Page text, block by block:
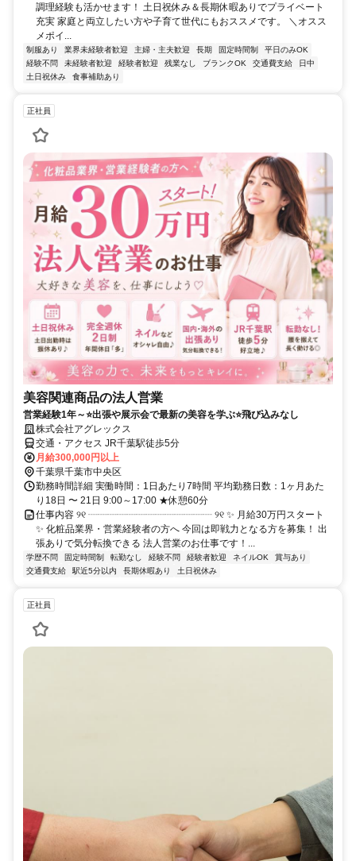
調理経験も活かせます！ 土日祝休み＆長期休暇ありでプライベート
充実 家庭と両立したい方や子育て世代にもおススメです。 ＼オスス
メポイ...
制服あり 業界未経験者歓迎 主婦・主夫歓迎 長期 固定時間制
平日のみOK
経験不問
未経験者歓迎 経験者歓迎 残業なし ブランクOK 交通費支給
日中
土日祝休み
食事補助あり
正社員
美容関連商品の法人営業
営業経験1年～⭐出張や展示会で最新の美容を学ぶ⭐飛び込みなし
株式会社アグレックス
交通・アクセス JR千葉駅徒歩5分
月給300,000円以上
千葉県千葉市中央区
勤務時間詳細 実働時間：1日あたり7時間 平均勤務日数：1ヶ月あた
り18日 〜 21日 9:00～17:00 ★休憩60分
仕事内容 ୨୧ ┈┈┈┈┈┈┈┈┈┈┈┈┈ ୨୧ ✨ 月給30万円スタート
✨ 化粧品業界・営業経験者の方へ 今回は即戦力となる方を募集！ 出
張ありで気分転換できる 法人営業のお仕事です！...
学歴不問 固定時間制 転勤なし 経験不問 経験者歓迎 ネイルOK
賞与あり
交通費支給
駅近5分以内 長期休暇あり 土日祝休み
正社員